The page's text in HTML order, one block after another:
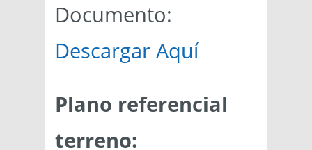
Documento:
Descargar Aquí
Plano referencial
terreno: